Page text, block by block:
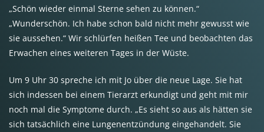
„Schön wieder einmal Sterne sehen zu können.“
„Wunderschön. Ich habe schon bald nicht mehr gewusst wie
sie aussehen.“ Wir schlürfen heißen Tee und beobachten das
Erwachen eines weiteren Tages in der Wüste.
Um 9 Uhr 30 spreche ich mit Jo über die neue Lage. Sie hat
sich indessen bei einem Tierarzt erkundigt und geht mit mir
noch mal die Symptome durch. „Es sieht so aus als hätten sie
sich tatsächlich eine Lungenentzündung eingehandelt. Sie